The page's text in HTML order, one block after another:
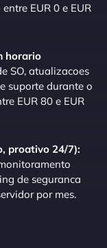
EUR 0 e EUR
horario
SO, atualizacoes
suporte durante o
EUR 80 e EUR
proativo 24/7):
de seguranca
por mes.